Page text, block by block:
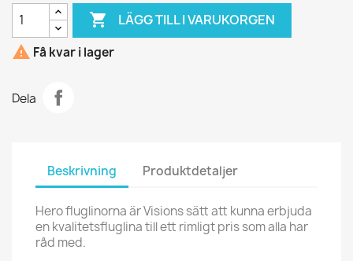
 LÄGG TILL I VARUKORGEN
 Få kvar i lager
Dela
Beskrivning Produktdetaljer
Hero fluglinorna är Visions sätt att kunna erbjuda
en kvalitetsfluglina till ett rimligt pris som alla har
råd med.